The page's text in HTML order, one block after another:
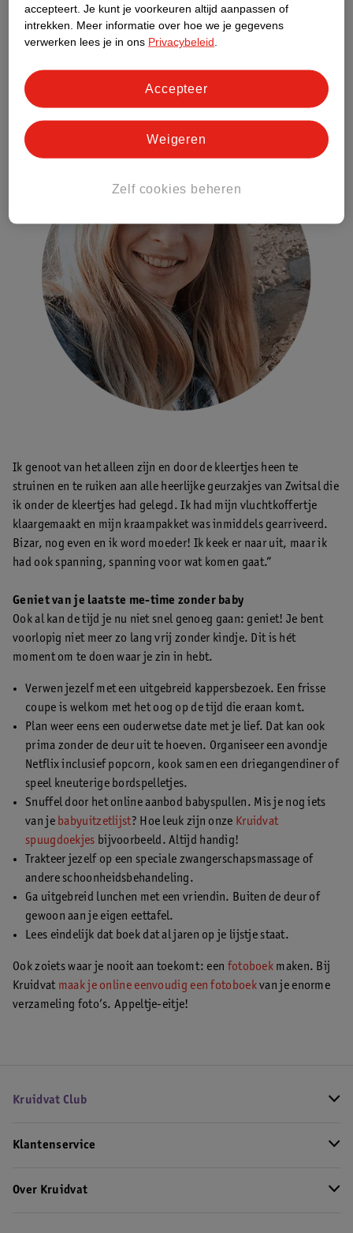
Ik bezocht de kapper en liet me lekker verwennen. Je moet er
immers wel mooi uitzien voor de eerste ontmoeting met je baby.
dus doe ik het ook! Mijn verlof was relaxt maar ook een tikkeltje
saai. Aangezien ik nog steeds geen mega buik had (het was wel
zichtbaar), paste ik nog steeds mijn eigen kleding, maar ik
verveelde mij ook.
Ik genoot van het alleen zijn en door de kleertjes heen te
struinen en te ruiken aan alle heerlijke geurzakjes van Zwitsal die
ik onder de kleertjes had gelegd. Ik had mijn vluchtkoffertje
klaargemaakt en mijn kraampakket was inmiddels gearriveerd.
Bizar, nog even en ik word moeder! Ik keek er naar uit, maar ik
had ook spanning, spanning voor wat komen gaat.”
Geniet van je laatste me-time zonder baby
Ook al kan de tijd je nu niet snel genoeg gaan: geniet! Je bent
voorlopig niet meer zo lang vrij zonder kindje. Dit is hét
moment om te doen waar je zin in hebt.
Verwen jezelf met een uitgebreid kappersbezoek. Een frisse
coupe is welkom met het oog op de tijd die eraan komt.
Plan weer eens een ouderwetse date met je lief. Dat kan ook
prima zonder de deur uit te hoeven. Organiseer een avondje
Netflix inclusief popcorn, kook samen een driegangendiner of
speel kneuterige bordspelletjes.
Snuffel door het online aanbod babyspullen. Mis je nog iets
van je babyuitzetlijst? Hoe leuk zijn onze Kruidvat
spuugdoekjes bijvoorbeeld. Altijd handig!
Trakteer jezelf op een speciale zwangerschapsmassage of
andere schoonheidsbehandeling.
Ga uitgebreid lunchen met een vriendin. Buiten de deur of
gewoon aan je eigen eettafel.
Lees eindelijk dat boek dat al jaren op je lijstje staat.
Ook zoiets waar je nooit aan toekomt: een fotoboek maken. Bij
Kruidvat maak je online eenvoudig een fotoboekvan je enorme
verzameling foto’s. Appeltje-eitje!
Kruidvat Club
Klantenservice
Over Kruidvat
accepteert. Je kunt je voorkeuren altijd aanpassen of
intrekken.
Meer informatie over hoe we je gegevens
verwerken lees je in ons Privacybeleid
Zelf cookies beheren
Weigeren
Accepteer